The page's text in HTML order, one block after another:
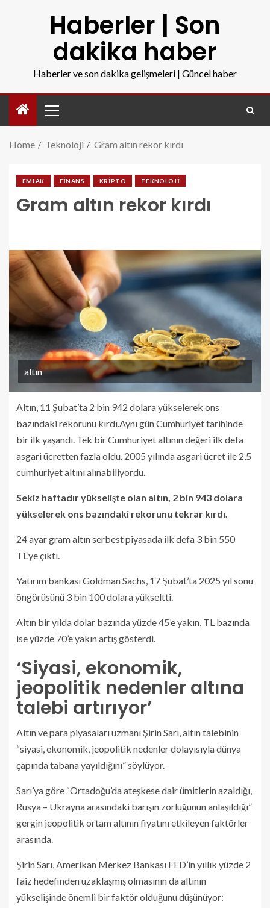
Haberler | Son
dakika haber
Haberler ve son dakika gelişmeleri | Güncel haber
Home Teknoloji Gram altın rekor kırdı
EMLAK FINANS KRIPTO TEKNOLOJI
Gram altın rekor kırdı
altın
Altın, 11 Şubat’ta 2 bin 942 dolara yükselerek ons
bazındaki rekorunu kırdı.Aynı gün Cumhuriyet tarihinde
bir ilk yaşandı. Tek bir Cumhuriyet altının değeri ilk defa
asgari ücretten fazla oldu. 2005 yılında asgari ücret ile 2,5
cumhuriyet altını alınabiliyordu.
Sekiz haftadır yükselişte olan altın, 2 bin 943 dolara
yükselerek ons bazındaki rekorunu tekrar kırdı.
24 ayar gram altın serbest piyasada ilk defa 3 bin 550
TL’ye çıktı.
Yatırım bankası Goldman Sachs, 17 Şubat’ta 2025 yıl sonu
öngörüsünü 3 bin 100 dolara yükseltti.
Altın bir yılda dolar bazında yüzde 45’e yakın, TL bazında
ise yüzde 70’e yakın artış gösterdi.
‘Siyasi, ekonomik,
jeopolitik nedenler altına
talebi artırıyor’
Altın ve para piyasaları uzmanı Şirin Sarı, altın talebinin
“siyasi, ekonomik, jeopolitik nedenler dolayısıyla dünya
çapında tabana yayıldığını” söylüyor.
Sarı’ya göre “Ortadoğu’da ateşkese dair ümitlerin azaldığı,
Rusya – Ukrayna arasındaki barışın zorluğunun anlaşıldığı”
gergin jeopolitik ortam altının fiyatını etkileyen faktörler
arasında.
Şirin Sarı, Amerikan Merkez Bankası FED’in yıllık yüzde 2
faiz hedefinden uzaklaşmış olmasının da altının
yükselişinde önemli bir faktör olduğunu düşünüyor: